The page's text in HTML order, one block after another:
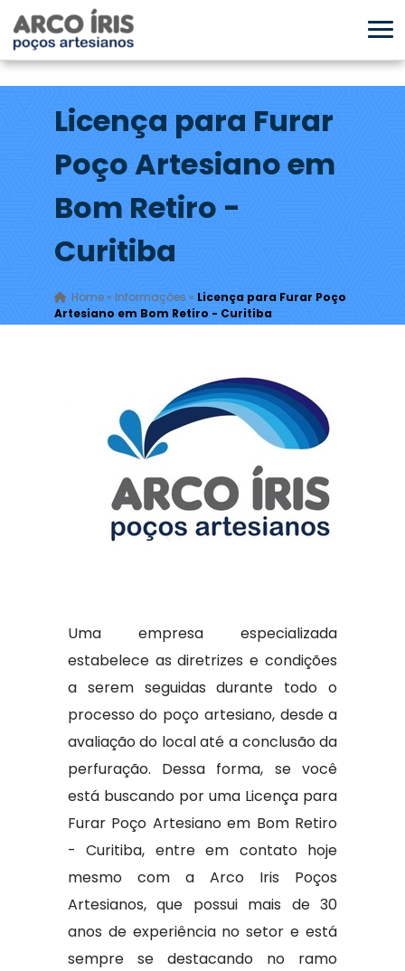
Licença para Furar
Poço Artesiano em
Bom Retiro -
Curitiba
Home» Informações » Licença para Furar Poço
Artesiano em Bom Retiro - Curitiba
Uma empresa especializada
estabelece as diretrizes e condições
a serem seguidas durante todo o
processo do poço artesiano, desde a
avaliação do local até a conclusão da
perfuração. Dessa forma, se você
está buscando por uma Licença para
Furar Poço Artesiano em Bom Retiro
- Curitiba, entre em contato hoje
mesmo com a Arco Iris Poços
Artesianos, que possui mais de 30
anos de experiência no setor e está
sempre se destacando no ramo